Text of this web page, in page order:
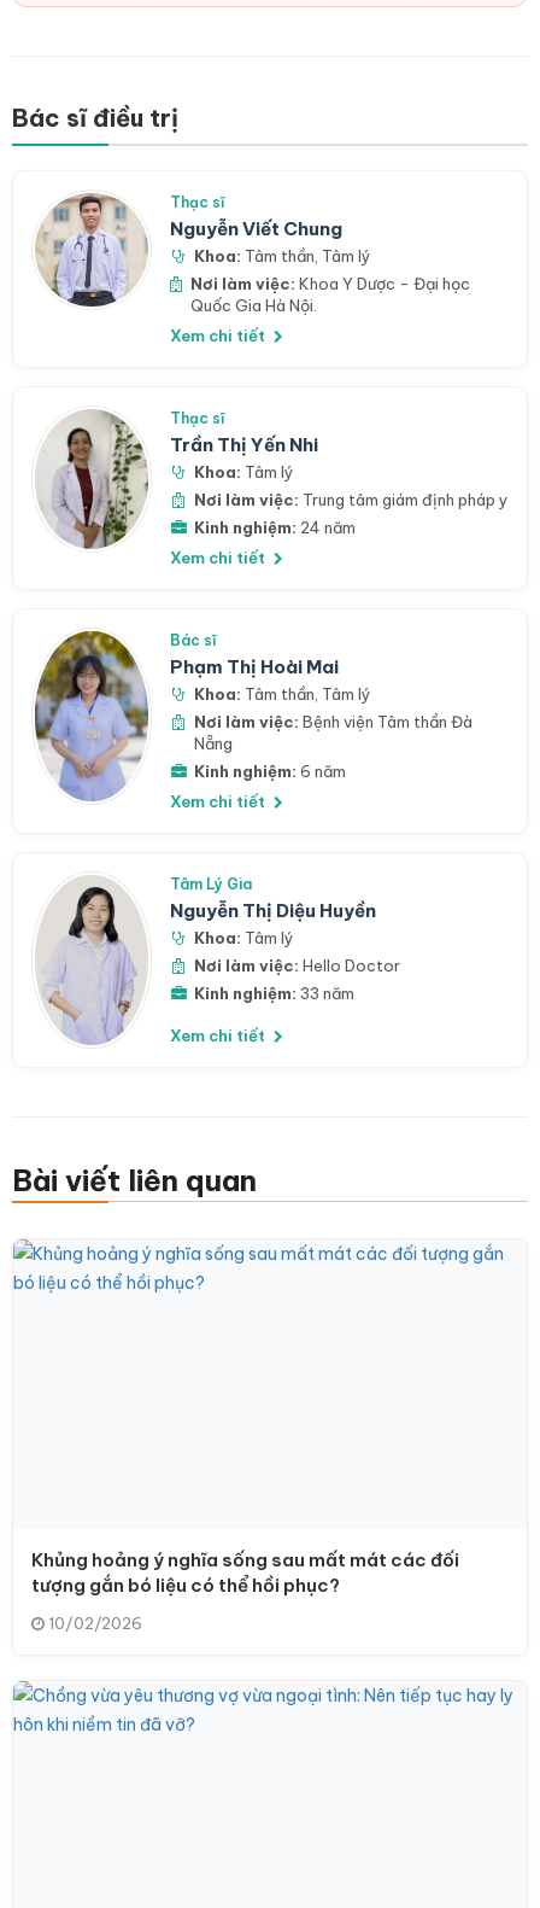
Bác sĩ điều trị
Thạc sĩ
Nguyễn Viết Chung
Khoa: Tâm thần Tâm lý
Nơi làm việc: Khoa Y Dược - Đại học
Quốc Gia Hà Nội.
Xem chi tiết
Thạc sĩ
Trần Thị Yến Nhi
Khoa: Tâm lý
Nơi làm việc: Trung tâm giám định pháp y
Kinh nghiệm: 24 năm
Xem chi tiết
Bác sĩ
Phạm Thị Hoài Mai
Khoa: Tâm thần Tâm lý
Nơi làm việc: Bệnh viện Tâm thần Đà
Nẵng
Kinh nghiệm: 6 năm
Xem chi tiết
Tâm Lý Gia
Nguyễn Thị Diệu Huyền
Khoa: Tâm lý
Nơi làm việc: Hello Doctor
Kinh nghiệm: 33 năm
Xem chi tiết
Bài viết liên quan
Khủng hoảng ý nghĩa sống sau mất mát các đối
tượng gắn bó liệu có thể hồi phục?
10/02/2026